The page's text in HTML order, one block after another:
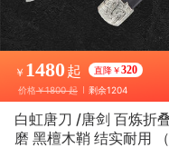
￥ 1480起 直降￥320
价格￥1800 起 剩余1204
白虹唐刀 /唐剑 百炼折
磨 黑檀木鞘 结实耐用 （